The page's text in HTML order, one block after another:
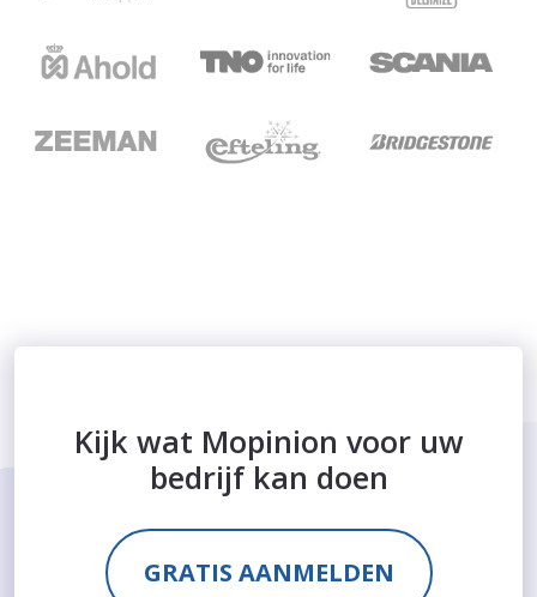
Kijk wat Mopinion voor uw
bedrijf kan doen
GRATIS AANMELDEN